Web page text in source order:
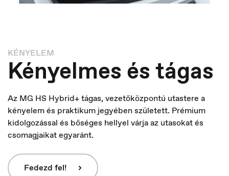
Luxembourg
Français
KÉNYELEM
Kényelmes és tágas
Az MG HS Hybrid+ tágas, vezetőközpontú utastere a
kényelem és praktikum jegyében született. Prémium
kidolgozással és bőséges hellyel várja az utasokat és
csomagjaikat egyaránt.
Fedezd fel!